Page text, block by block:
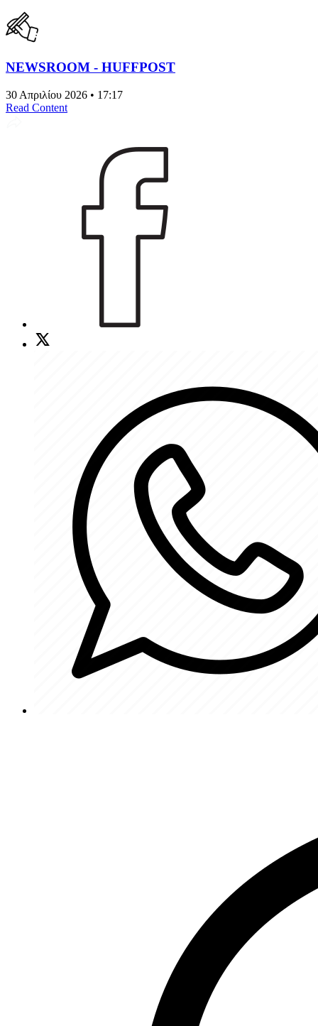
NEWSROOM - HUFFPOST
30 Απριλίου 2026 • 17:17
Read Content